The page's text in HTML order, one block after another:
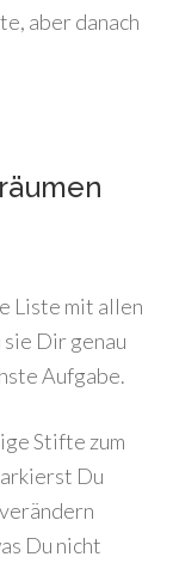
aber danach
Liste mit allen
Dir genau
Aufgabe.
Stifte zum
Du
Du nicht